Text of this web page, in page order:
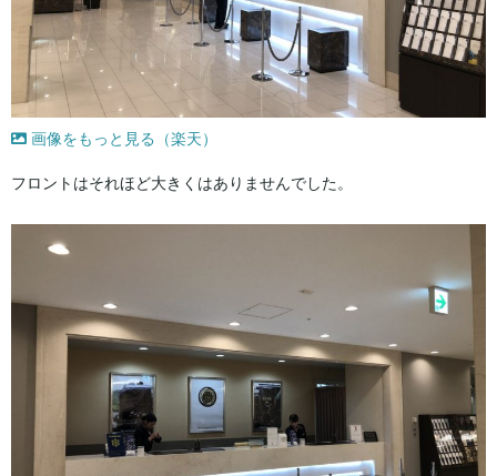
画像をもっと見る（楽天）
フロントはそれほど大きくはありませんでした。